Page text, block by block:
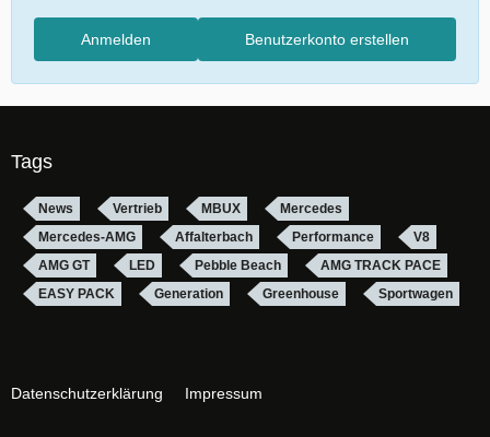
Benutzerkonto erstellen
Anmelden
Tags
News Vertrieb MBUX
Mercedes
Mercedes-AMG
Affalterbach Performance
V8
AMG GT
LED Pebble Beach
AMG TRACK PACE
EASY PACK
Generation Greenhouse Sportwagen
Datenschutzerklärung Impressum